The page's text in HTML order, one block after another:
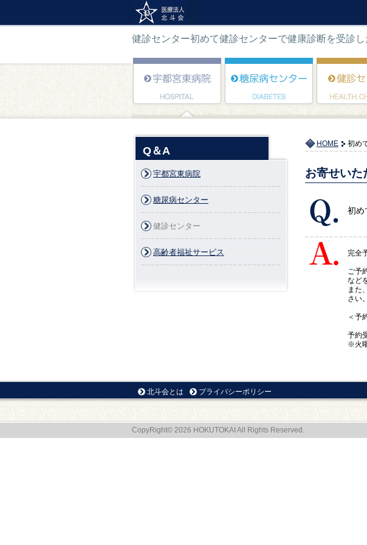
健診センター初めて健診センターで健康診断を受診し
HOME 初め
お寄せいた
初め
完全
ご予
など
また
さい。
＜予
予約
※火
Q＆A
宇都宮東病院
糖尿病センター
健診センター
高齢者福祉サービス
北斗会とは プライバシーポリシー
CopyRight© 2026 HOKUTOKAI All Rights Reserved.